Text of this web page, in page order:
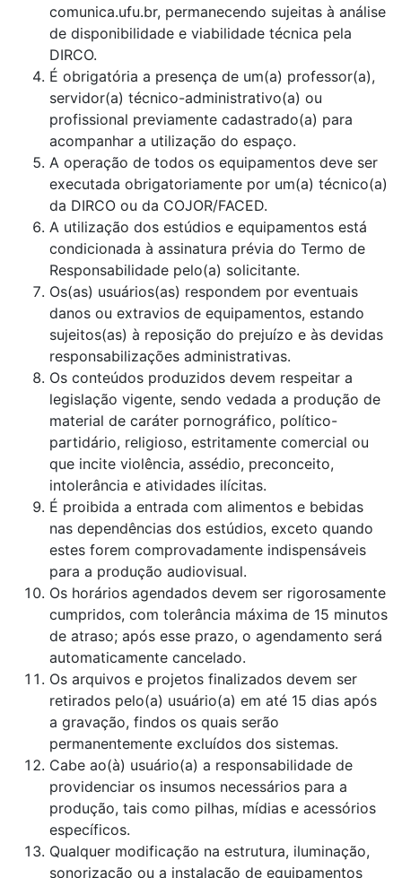
comunica.ufu.br, permanecendo sujeitas à análise
de disponibilidade e viabilidade técnica pela
DIRCO.
É obrigatória a presença de um(a) professor(a),
servidor(a) técnico-administrativo(a) ou
profissional previamente cadastrado(a) para
acompanhar a utilização do espaço.
A operação de todos os equipamentos deve ser
executada obrigatoriamente por um(a) técnico(a)
da DIRCO ou da COJOR/FACED.
A utilização dos estúdios e equipamentos está
condicionada à assinatura prévia do Termo de
Responsabilidade pelo(a) solicitante.
Os(as) usuários(as) respondem por eventuais
danos ou extravios de equipamentos, estando
sujeitos(as) à reposição do prejuízo e às devidas
responsabilizações administrativas.
Os conteúdos produzidos devem respeitar a
legislação vigente, sendo vedada a produção de
material de caráter pornográfico, político-
partidário, religioso, estritamente comercial ou
que incite violência, assédio, preconceito,
intolerância e atividades ilícitas.
É proibida a entrada com alimentos e bebidas
nas dependências dos estúdios, exceto quando
estes forem comprovadamente indispensáveis
para a produção audiovisual.
Os horários agendados devem ser rigorosamente
cumpridos, com tolerância máxima de 15 minutos
de atraso; após esse prazo, o agendamento será
automaticamente cancelado.
Os arquivos e projetos finalizados devem ser
retirados pelo(a) usuário(a) em até 15 dias após
a gravação, findos os quais serão
permanentemente excluídos dos sistemas.
Cabe ao(à) usuário(a) a responsabilidade de
providenciar os insumos necessários para a
produção, tais como pilhas, mídias e acessórios
específicos.
Qualquer modificação na estrutura, iluminação,
sonorização ou a instalação de equipamentos